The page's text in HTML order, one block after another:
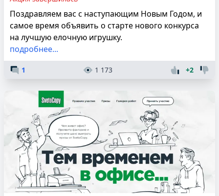
Поздравляем вас с наступающим Новым Годом, и
самое время объявить о старте нового конкурса
на лучшую елочную игрушку.
подробнее...
1 1 173 +2